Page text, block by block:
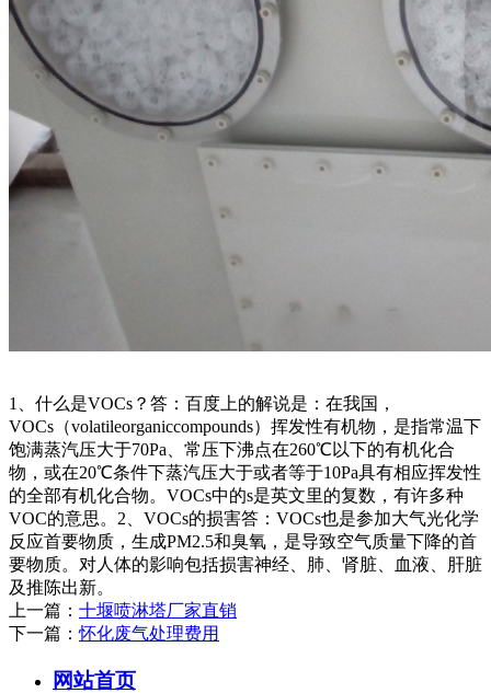
1、什么是VOCs？答：百度上的解说是：在我国，
VOCs（volatileorganiccompounds）挥发性有机物，是指常温下
饱满蒸汽压大于70Pa、常压下沸点在260℃以下的有机化合
物，或在20℃条件下蒸汽压大于或者等于10Pa具有相应挥发性
的全部有机化合物。VOCs中的s是英文里的复数，有许多种
VOC的意思。2、VOCs的损害答：VOCs也是参加大气光化学
反应首要物质，生成PM2.5和臭氧，是导致空气质量下降的首
要物质。对人体的影响包括损害神经、肺、肾脏、血液、肝脏
及推陈出新。
上一篇： 十堰喷淋塔厂家直销
下一篇：怀化废气处理费用
网站首页